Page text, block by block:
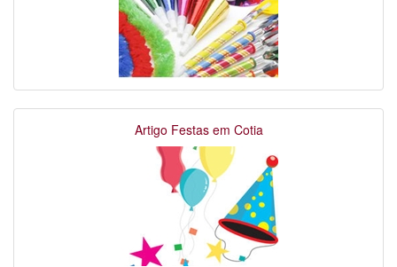
Artigo Festas em Cotia